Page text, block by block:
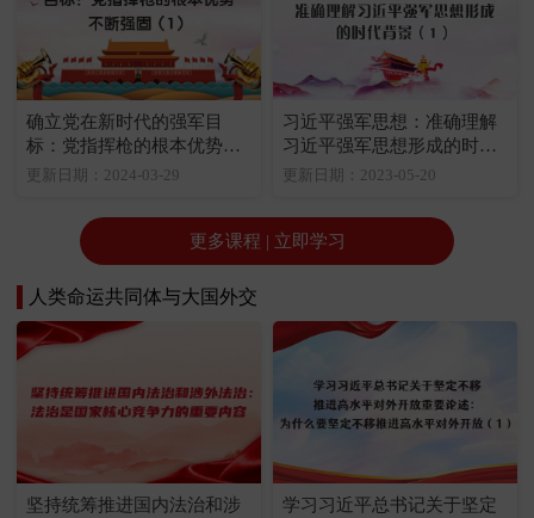
确立党在新时代的强军目
标：党指挥枪的根本优势不
断强固（1）
更新日期：2024-03-29
习近平强军思想：准确理解
习近平强军思想形成的时代
背景（1）
更新日期：2023-05-20
更多课程 | 立即学习
人类命运共同体与大国外交
坚持统筹推进国内法治和涉
学习习近平总书记关于坚定